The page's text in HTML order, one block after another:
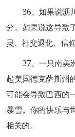
36、如果说沥川
分。如果说这导致
灵、社交退化、信
37、一只南美洲
起美国德克萨斯州
可能会导致巴西的
暴雪。你的快乐与
相关的。